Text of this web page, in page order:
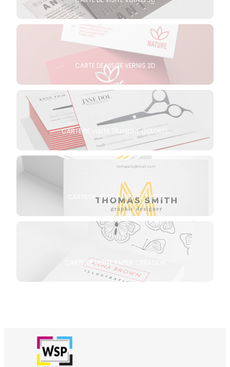
CARTE DE VISITE VERNIS 2D
CARTE DE VISITE TRANCHE COLORÉE
CARTE DE VISITE PAPIER TEXTURÉ
CARTE DE VISITE PAPIER CRÉATION